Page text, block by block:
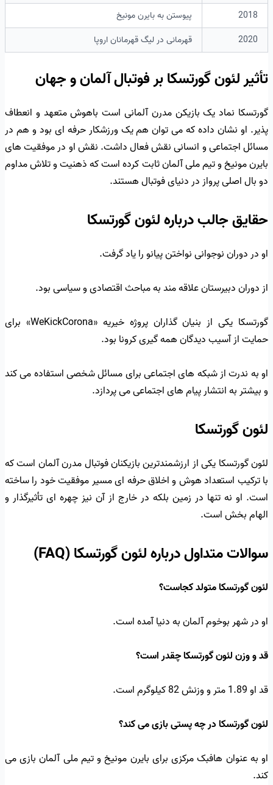
2018
پیوستن به بایرن مونیخ
2020
قهرمانی در لیگ قهرمانان اروپا
تأثیر لئون گورتسکا بر فوتبال آلمان و جهان
گورتسکا نماد یک بازیکن مدرن آلمانی است باهوش متعهد و انعطاف
پذیر. او نشان داده که می توان هم یک ورزشکار حرفه ای بود و هم در
مسائل اجتماعی و انسانی نقش فعال داشت. نقش او در موفقیت های
بایرن مونیخ و تیم ملی آلمان ثابت کرده است که ذهنیت و تلاش مداوم
دو بال اصلی پرواز در دنیای فوتبال هستند.
حقایق جالب درباره لئون گورتسکا
او در دوران نوجوانی نواختن پیانو را یاد گرفت.
از دوران دبیرستان علاقه مند به مباحث اقتصادی و سیاسی بود.
گورتسکا یکی از بنیان گذاران پروژه خیریه «WeKickCorona» برای
حمایت از آسیب دیدگان همه گیری کرونا بود.
او به ندرت از شبکه های اجتماعی برای مسائل شخصی استفاده می کند
و بیشتر به انتشار پیام های اجتماعی می پردازد.
لئون گورتسکا
لئون گورتسکا یکی از ارزشمندترین بازیکنان فوتبال مدرن آلمان است که
با ترکیب استعداد هوش و اخلاق حرفه ای مسیر موفقیت خود را ساخته
است. او نه تنها در زمین بلکه در خارج از آن نیز چهره ای تأثیرگذار و
الهام بخش است.
سوالات متداول درباره لئون گورتسکا (FAQ)
لئون گورتسکا متولد کجاست؟
او در شهر بوخوم آلمان به دنیا آمده است.
قد و وزن لئون گورتسکا چقدر است؟
قد او 1.89 متر و وزنش 82 کیلوگرم است.
لئون گورتسکا در چه پستی بازی می کند؟
او به عنوان هافبک مرکزی برای بایرن مونیخ و تیم ملی آلمان بازی می
کند.